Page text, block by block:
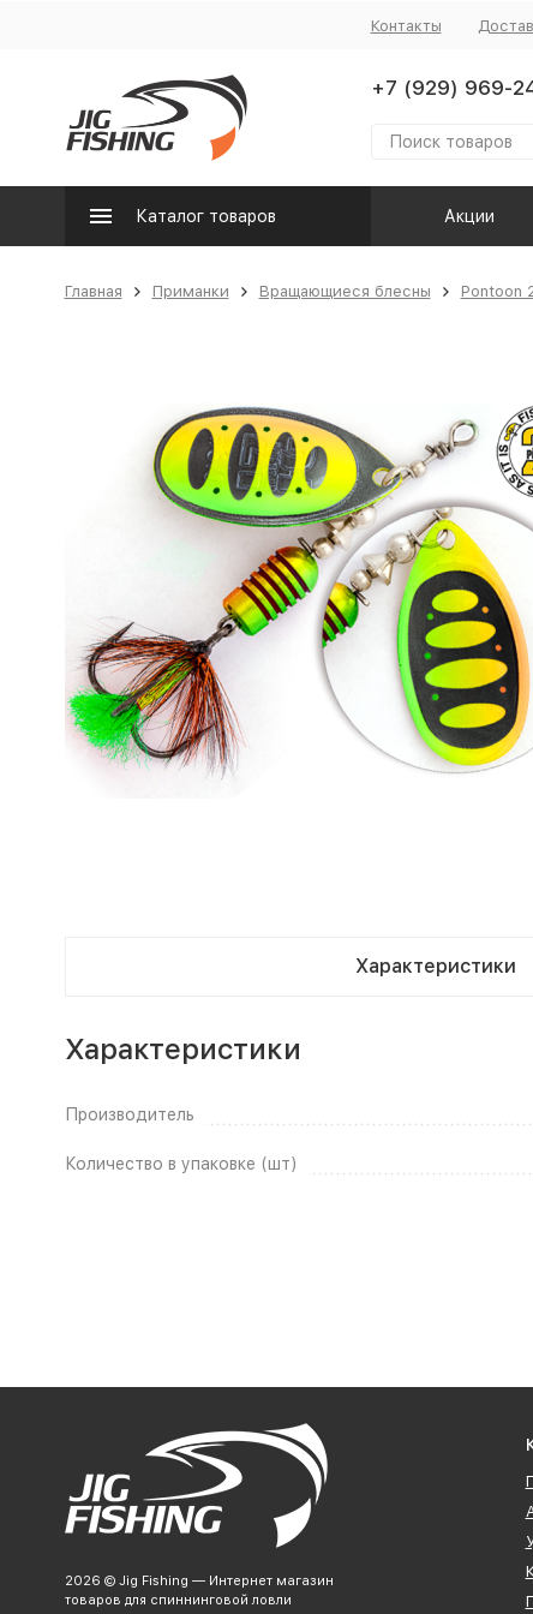
Контакты
+7 (929) 969-
Каталог товаров Акции
Главная Приманки Вращающиеся блесны Pontoon
Характеристики
Характеристики
Производитель
Количество в упаковке (шт)
2026 © Jig Fishing — Интернет магазин
товаров для спиннинговой ловли